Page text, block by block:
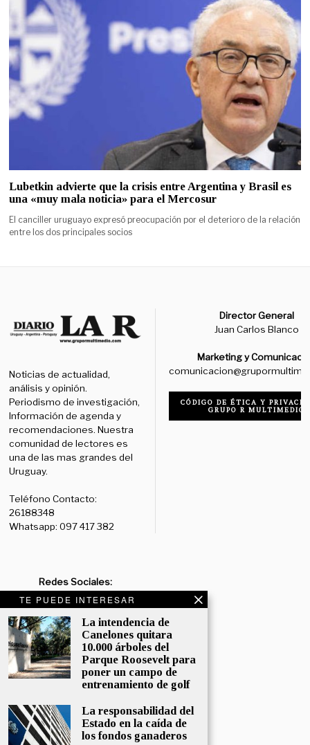
TE PUEDE INTERESAR
La intendencia de
Canelones quitara
10.000 árboles del
Parque Roosevelt para
poner un campo de
entrenamiento de golf
La responsabilidad del
Estado en la caída de
los fondos ganaderos
Lubetkin advierte que la crisis entre Argentina y Brasil es
una «muy mala noticia» para el Mercosur
El canciller uruguayo expresó preocupación por el deterioro de la relación
entre los dos principales socios
Noticias de actualidad,
análisis y opinión.
Periodismo de investigación,
Información de agenda y
recomendaciones. Nuestra
comunidad de lectores es
una de las mas grandes del
Uruguay.
Teléfono Contacto:
26188348
Whatsapp: 097 417 382
Director General
Juan Carlos Blanco
Marketing y
CÓDIGO DE ÉTICA Y
GRUPO R MULTIMEDIO
Redes Sociales:
Diario:Facebook: /diariolaruy
- X: @diariolaruy - Instagram:
@diariolar_uy
Departamento Comercial:
comercial@grupormultimedio.com
avisos@grupormultimedio.com
Administración: